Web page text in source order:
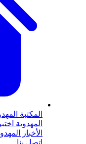
المهدويةوسائط
اختبر معلوماتك
المهدويةالمسابقات